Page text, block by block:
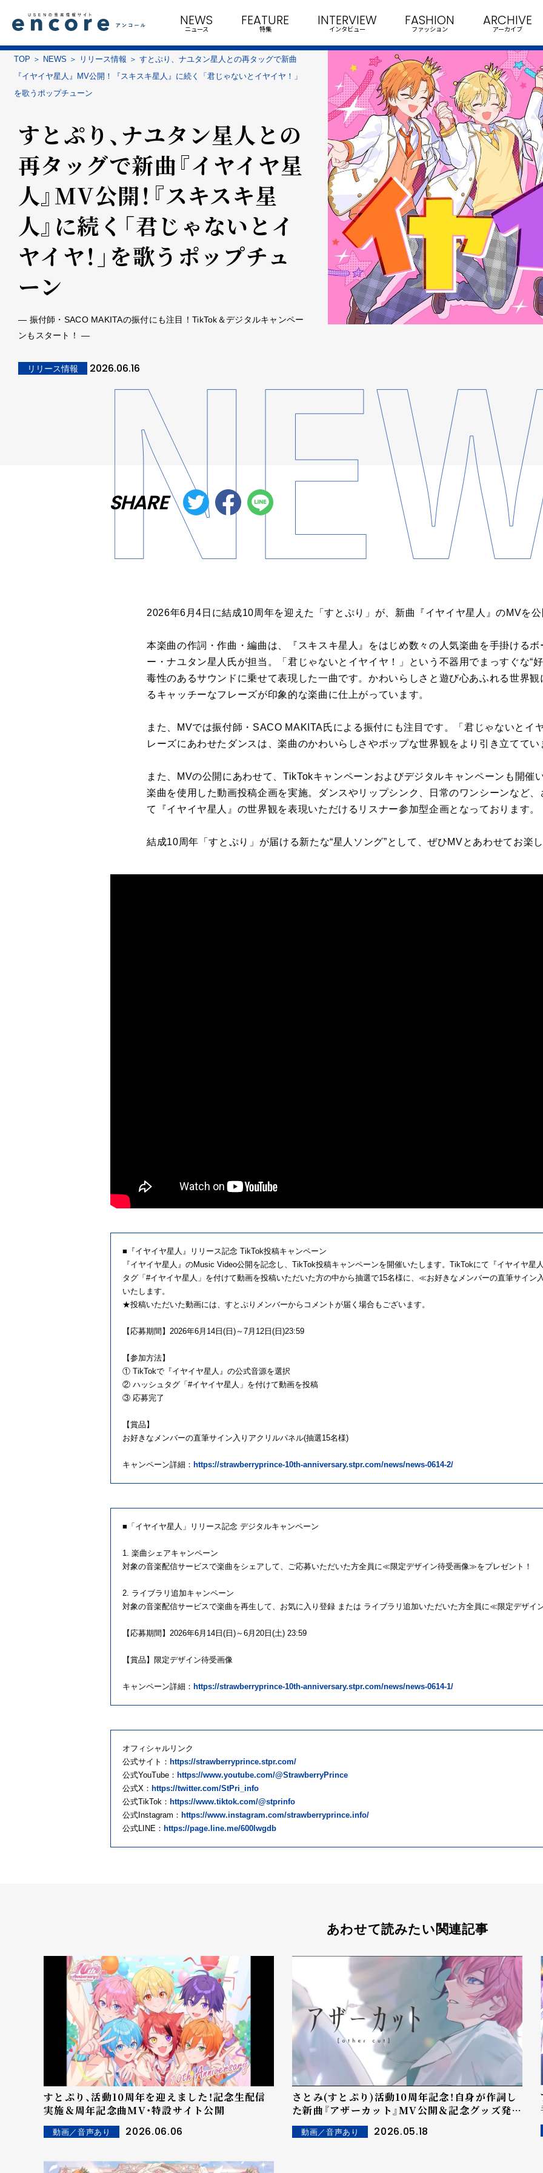
NEWS
ニュース
FEATURE
特集
INTERVIEW
インタビュー
FASHION
ファッション
ARCHIVE
アーカイブ
TOP NEWS リリース情報
すとぷり、ナユタン星人との再タッグで新曲
『イヤイヤ星人』MV公開！『スキスキ星人』に続く「君じゃないとイヤイヤ！」
を歌うポップチューン
すとぷり、ナユタン星人との
再タッグで新曲『イヤイヤ星
人』MV公開！『スキスキ星
人』に続く「君じゃないとイ
ヤイヤ！」を歌うポップチュ
ーン
― 振付師・SACO MAKITAの振付にも注目！TikTok＆デジタルキャンペー
ンもスタート！ ―
リリース情報 2026.06.16
SHARE
2026年6月4日に結成10周年を迎えた「すとぷり」が、新曲『イヤイヤ星人』のMVを公
本楽曲の作詞・作曲・編曲は、『スキスキ星人』をはじめ数々の人気楽曲を手掛ける
ー・ナユタン星人氏が担当。「君じゃないとイヤイヤ！」という不器用でまっすぐな“
毒性のあるサウンドに乗せて表現した一曲です。かわいらしさと遊び心あふれる世界
るキャッチーなフレーズが印象的な楽曲に仕上がっています。
また、MVでは振付師・SACO MAKITA氏による振付にも注目です。「君じゃないとイ
レーズにあわせたダンスは、楽曲のかわいらしさやポップな世界観をより引き立ててい
また、MVの公開にあわせて、TikTokキャンペーンおよびデジタルキャンペーンも開催
楽曲を使用した動画投稿企画を実施。ダンスやリップシンク、日常のワンシーンなど
て『イヤイヤ星人』の世界観を表現いただけるリスナー参加型企画となっております。
結成10周年「すとぷり」が届ける新たな“星人ソング”として、ぜひMVとあわせてお楽し
■『イヤイヤ星人』リリース記念 TikTok投稿キャンペーン
『イヤイヤ星人』のMusic Video公開を記念し、TikTok投稿キャンペーンを開催いたします。TikTokにて『イヤイヤ星
タグ「#イヤイヤ星人」を付けて動画を投稿いただいた方の中から抽選で15名様に、≪お好きなメンバーの直筆サイン
いたします。
★投稿いただいた動画には、すとぷりメンバーからコメントが届く場合もございます。
【応募期間】2026年6月14日(日)～7月12日(日)23:59
【参加方法】
① TikTokで『イヤイヤ星人』の公式音源を選択
② ハッシュタグ「#イヤイヤ星人」を付けて動画を投稿
③ 応募完了
【賞品】
お好きなメンバーの直筆サイン入りアクリルパネル(抽選15名様)
キャンペーン詳細： https://strawberryprince-10th-anniversary.stpr.com/news/news-0614-2/
■「イヤイヤ星人」リリース記念 デジタルキャンペーン
1. 楽曲シェアキャンペーン
対象の音楽配信サービスで楽曲をシェアして、ご応募いただいた方全員に≪限定デザイン待受画像≫をプレゼント！
2. ライブラリ追加キャンペーン
対象の音楽配信サービスで楽曲を再生して、お気に入り登録 または ライブラリ追加いただいた方全員に≪限定デザイ
【応募期間】2026年6月14日(日)～6月20日(土) 23:59
【賞品】限定デザイン待受画像
キャンペーン詳細： https://strawberryprince-10th-anniversary.stpr.com/news/news-0614-1/
オフィシャルリンク
公式サイト： https://strawberryprince.stpr.com/
公式YouTube： https://www.youtube.com/@StrawberryPrince
公式X： https://twitter.com/StPri_info
公式TikTok： https://www.tiktok.com/@stprinfo
公式Instagram： https://www.instagram.com/strawberryprince.info/
公式LINE： https://page.line.me/600lwgdb
あわせて読みたい関連記事
すとぷり、活動10周年を迎えました！記念生配信
実施＆周年記念曲MV・特設サイト公開
動画／音声あり 2026.06.06
さとみ(すとぷり)活動10周年記念！自身が作詞し
た新曲『アザーカット』MV公開＆記念グッズ発
売！― 自身が作詞を手掛けた節目の一曲と、特別
な"リング"を含む記念グッズ ―
動画／音声あり 2026.05.18